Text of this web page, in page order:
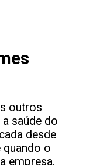
outros
saúde do
desde
quando o
empresa.